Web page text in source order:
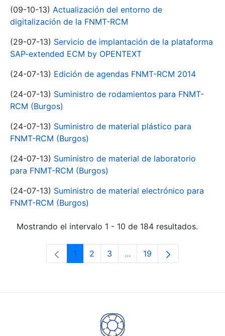
(09-10-13) Actualización del entorno de
digitalización de la FNMT-RCM
(29-07-13) Servicio de implantación de la plataforma
SAP-extended ECM by OPENTEXT
(24-07-13) Edición de agendas FNMT-RCM 2014
(24-07-13) Suministro de rodamientos para FNMT-
RCM (Burgos)
(24-07-13) Suministro de material plástico para
FNMT-RCM (Burgos)
(24-07-13) Suministro de material de laboratorio
para FNMT-RCM (Burgos)
(24-07-13) Suministro de material electrónico para
FNMT-RCM (Burgos)
Mostrando el intervalo 1 - 10 de 184 resultados.
Página
1 Página
2 Página
3 ...Páginas intermedias Use
Página
19